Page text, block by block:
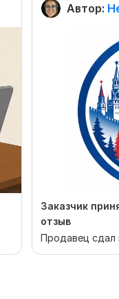
Автор:
Заказчик
отзыв
Продавец сдал